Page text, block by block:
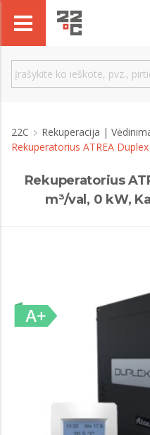
22C Rekuperacija |
Rekuperatorius ATREA Duplex
Rekuperatorius
m³/val, 0 kW,